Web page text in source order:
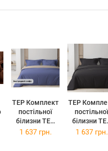
TEP Комплект
постільної
білизни ТЕП
Двоспальний
TEP
постільної
білизни
1 637 грн. 1 637 грн.